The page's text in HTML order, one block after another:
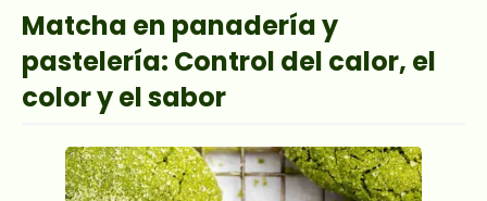
Matcha en panadería y
pastelería: Control del calor, el
color y el sabor